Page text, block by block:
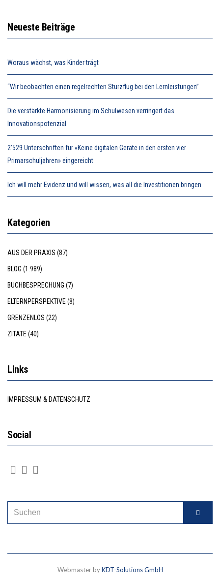
Neueste Beiträge
Woraus wächst, was Kinder trägt
“Wir beobachten einen regelrechten Sturzflug bei den Lernleistungen”
Die verstärkte Harmonisierung im Schulwesen verringert das
Innovationspotenzial
2’529 Unterschriften für «Keine digitalen Geräte in den ersten vier
Primarschuljahren» eingereicht
Ich will mehr Evidenz und will wissen, was all die Investitionen bringen
Kategorien
AUS DER PRAXIS (87)
BLOG (1.989)
BUCHBESPRECHUNG (7)
ELTERNPERSPEKTIVE(8)
GRENZENLOS (22)
ZITATE(40)
Links
IMPRESSUM & DATENSCHUTZ
Social
Webmaster byKDT-Solutions GmbH